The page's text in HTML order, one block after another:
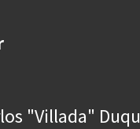
"Villada"